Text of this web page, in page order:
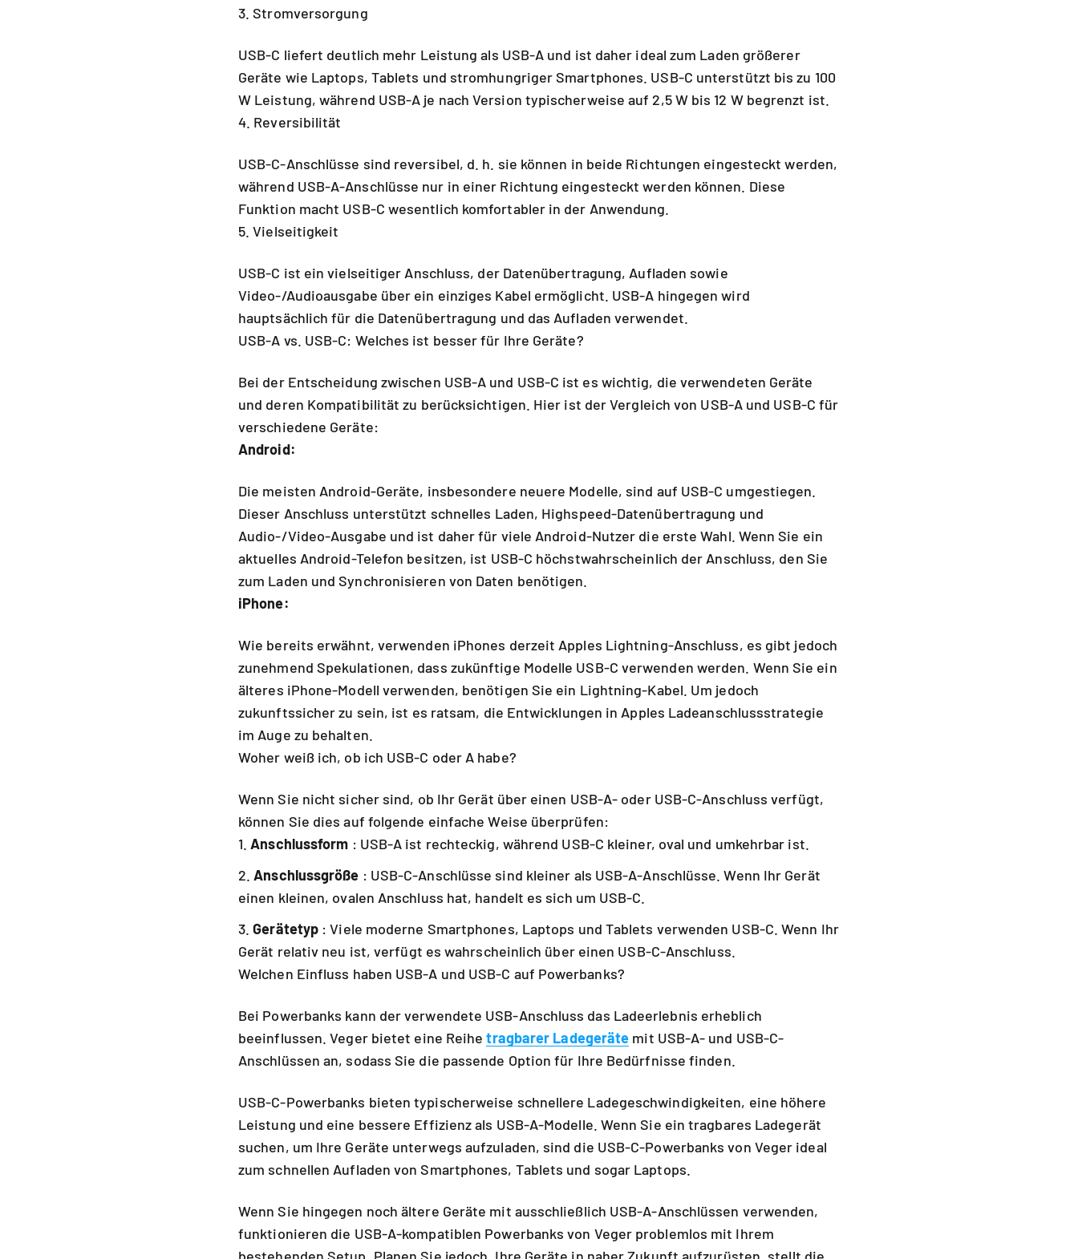
3. Stromversorgung
USB-C liefert deutlich mehr Leistung als USB-A und ist daher ideal zum Laden größerer
Geräte wie Laptops, Tablets und stromhungriger Smartphones. USB-C unterstützt bis zu 100
W Leistung, während USB-A je nach Version typischerweise auf 2,5 W bis 12 W begrenzt ist.
4. Reversibilität
USB-C-Anschlüsse sind reversibel, d. h. sie können in beide Richtungen eingesteckt werden,
während USB-A-Anschlüsse nur in einer Richtung eingesteckt werden können. Diese
Funktion macht USB-C wesentlich komfortabler in der Anwendung.
5. Vielseitigkeit
USB-C ist ein vielseitiger Anschluss, der Datenübertragung, Aufladen sowie
Video-/Audioausgabe über ein einziges Kabel ermöglicht. USB-A hingegen wird
hauptsächlich für die Datenübertragung und das Aufladen verwendet.
USB-A vs. USB-C: Welches ist besser für Ihre Geräte?
Bei der Entscheidung zwischen USB-A und USB-C ist es wichtig, die verwendeten Geräte
und deren Kompatibilität zu berücksichtigen. Hier ist der Vergleich von USB-A und USB-C für
verschiedene Geräte:
Android:
Die meisten Android-Geräte, insbesondere neuere Modelle, sind auf USB-C umgestiegen.
Dieser Anschluss unterstützt schnelles Laden, Highspeed-Datenübertragung und
Audio-/Video-Ausgabe und ist daher für viele Android-Nutzer die erste Wahl. Wenn Sie ein
aktuelles Android-Telefon besitzen, ist USB-C höchstwahrscheinlich der Anschluss, den Sie
zum Laden und Synchronisieren von Daten benötigen.
iPhone:
Wie bereits erwähnt, verwenden iPhones derzeit Apples Lightning-Anschluss, es gibt jedoch
zunehmend Spekulationen, dass zukünftige Modelle USB-C verwenden werden. Wenn Sie ein
älteres iPhone-Modell verwenden, benötigen Sie ein Lightning-Kabel. Um jedoch
zukunftssicher zu sein, ist es ratsam, die Entwicklungen in Apples Ladeanschlussstrategie
im Auge zu behalten.
Woher weiß ich, ob ich USB-C oder A habe?
Wenn Sie nicht sicher sind, ob Ihr Gerät über einen USB-A- oder USB-C-Anschluss verfügt,
können Sie dies auf folgende einfache Weise überprüfen:
Anschlussform : USB-A ist rechteckig, während USB-C kleiner, oval und umkehrbar ist.
Anschlussgröße : USB-C-Anschlüsse sind kleiner als USB-A-Anschlüsse. Wenn Ihr Gerät
einen kleinen, ovalen Anschluss hat, handelt es sich um USB-C.
Gerätetyp : Viele moderne Smartphones, Laptops und Tablets verwenden USB-C. Wenn Ihr
Gerät relativ neu ist, verfügt es wahrscheinlich über einen USB-C-Anschluss.
Welchen Einfluss haben USB-A und USB-C auf Powerbanks?
Bei Powerbanks kann der verwendete USB-Anschluss das Ladeerlebnis erheblich
beeinflussen. Veger bietet eine Reihetragbarer Ladegeräte mit USB-A- und USB-C-
Anschlüssen an, sodass Sie die passende Option für Ihre Bedürfnisse finden.
USB-C-Powerbanks bieten typischerweise schnellere Ladegeschwindigkeiten, eine höhere
Leistung und eine bessere Effizienz als USB-A-Modelle. Wenn Sie ein tragbares Ladegerät
suchen, um Ihre Geräte unterwegs aufzuladen, sind die USB-C-Powerbanks von Veger ideal
zum schnellen Aufladen von Smartphones, Tablets und sogar Laptops.
Wenn Sie hingegen noch ältere Geräte mit ausschließlich USB-A-Anschlüssen verwenden,
funktionieren die USB-A-kompatiblen Powerbanks von Veger problemlos mit Ihrem
bestehenden Setup. Planen Sie jedoch, Ihre Geräte in naher Zukunft aufzurüsten, stellt die